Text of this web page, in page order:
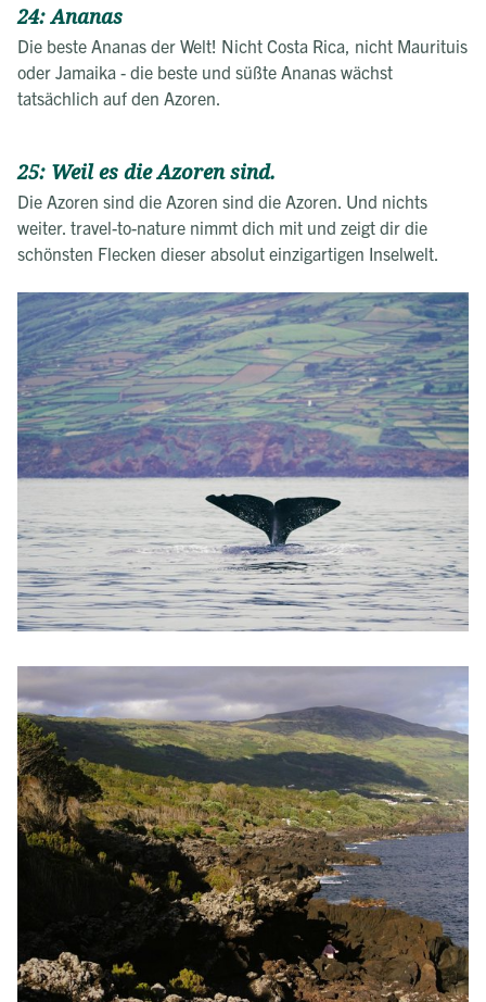
24: Ananas
Die beste Ananas der Welt! Nicht Costa Rica, nicht Maurituis
oder Jamaika - die beste und süßte Ananas wächst
tatsächlich auf den Azoren.
25: Weil es die Azoren sind.
Die Azoren sind die Azoren sind die Azoren. Und nichts
weiter. travel-to-nature nimmt dich mit und zeigt dir die
schönsten Flecken dieser absolut einzigartigen Inselwelt.